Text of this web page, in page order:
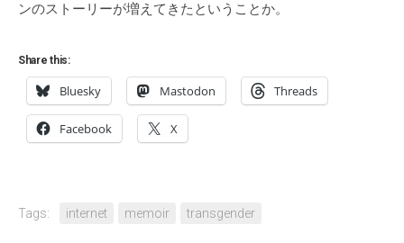
ンのストーリーが増えてきたということか。
Share this:
Bluesky Mastodon Threads
Facebook X
Tags: internet memoir transgender